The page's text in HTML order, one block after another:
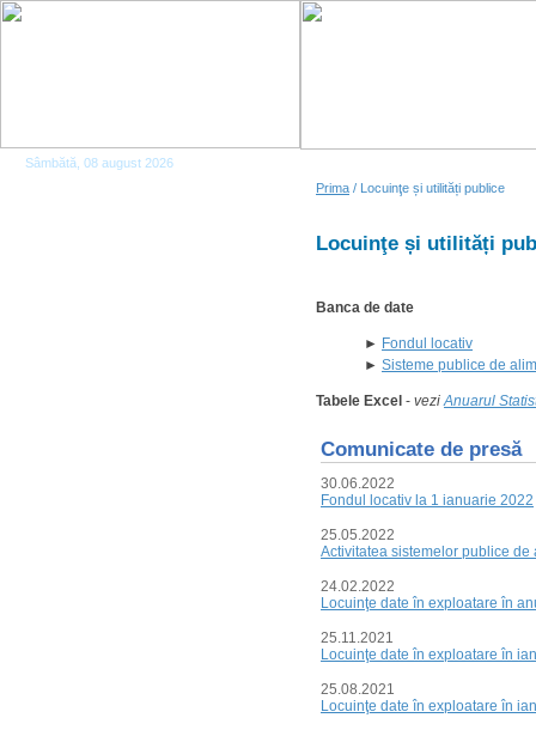
Sâmbătă, 08 august 2026
Prima / Locuinţe și utilități publice
Locuinţe și utilități
Banca de date
► Fondul locativ
► Sisteme publice de
Tabele Excel - veziAnuarul
Comunicate de presă
30.06.2022
Fondul locativ la 1 ianuarie 2022
25.05.2022
Activitatea sistemelor publice
24.02.2022
Locuinţe date în exploatare în
25.11.2021
Locuinţe date în exploatare în
25.08.2021
Locuinţe date în exploatare în